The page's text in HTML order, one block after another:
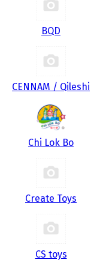
BQD
CENNAM / Qileshi
Chi Lok Bo
Create Toys
CS toys